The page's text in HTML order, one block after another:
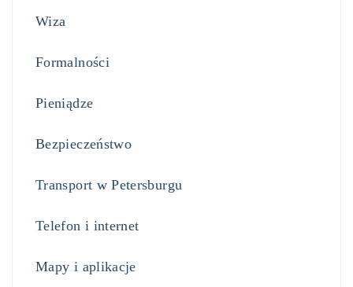
Wiza
Formalności
Pieniądze
Bezpieczeństwo
Transport w Petersburgu
Telefon i internet
Mapy i aplikacje